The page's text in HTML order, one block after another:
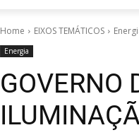
Home EIXOS TEMÁTICOS
Energia
GOVERNO